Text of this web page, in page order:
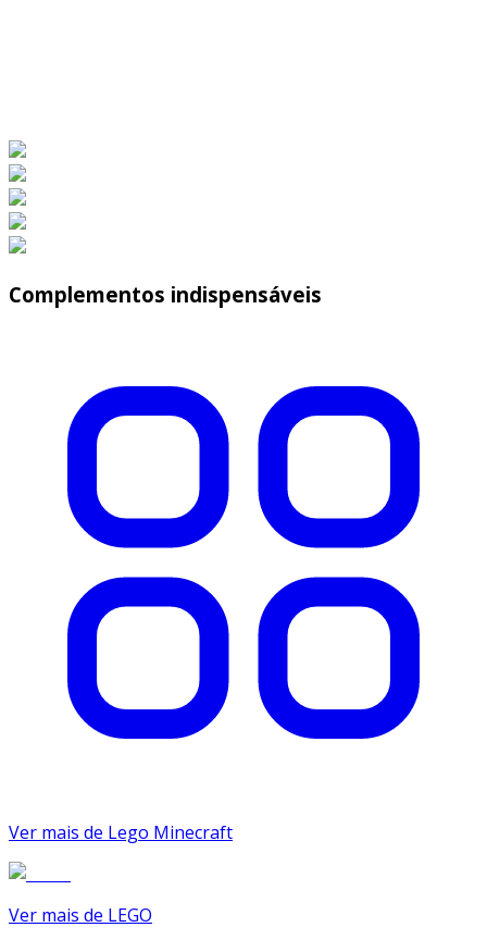
Complementos indispensáveis
Ver mais de Lego Minecraft
Ver mais de LEGO